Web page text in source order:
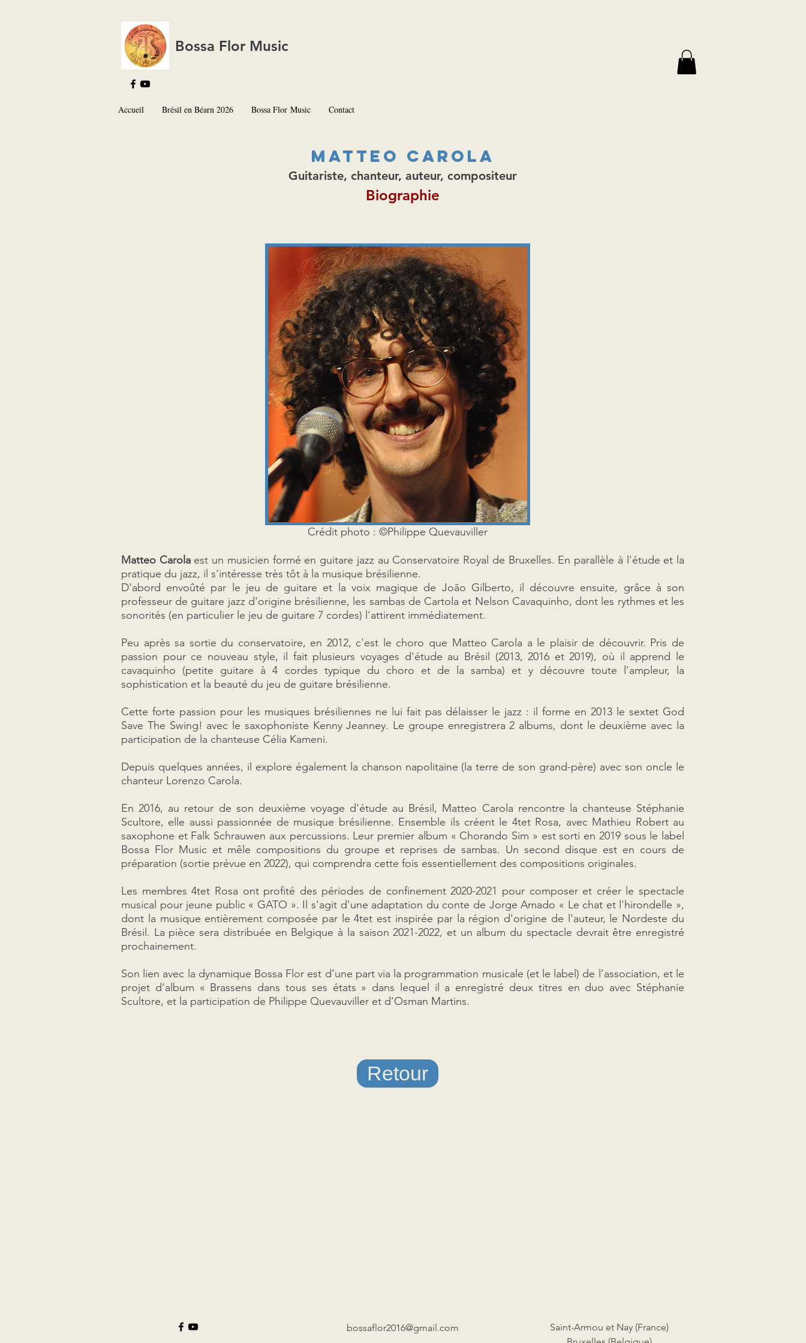
Bossa Flor Music
Accueil Brésil en Béarn 2026 Bossa Flor Music Contact
Matteo Carola
Guitariste, chanteur, auteur, compositeur​​
Biographie
Crédit photo : ©Philippe Quevauviller
Matteo Carolaest un musicien formé en guitare jazz au Conservatoire Royal de Bruxelles. En parallèle à l'étude et la
pratique du jazz, il s'intéresse très tôt à la musique brésilienne.
D'abord envoûté par le jeu de guitare et la voix magique de João Gilberto, il découvre ensuite, grâce à son
professeur de guitare jazz d'origine brésilienne, les sambas de Cartola et Nelson Cavaquinho, dont les rythmes et les
sonorités (en particulier le jeu de guitare 7 cordes) l'attirent immédiatement.
Peu après sa sortie du conservatoire, en 2012, c'est le choro que Matteo Carola a le plaisir de découvrir. Pris de
passion pour ce nouveau style, il fait plusieurs voyages d'étude au Brésil (2013, 2016 et 2019), où il apprend le
cavaquinho (petite guitare à 4 cordes typique du choro et de la samba) et y découvre toute l'ampleur, la
sophistication et la beauté du jeu de guitare brésilienne.
Cette forte passion pour les musiques brésiliennes ne lui fait pas délaisser le jazz : il forme en 2013 le sextet God
Save The Swing! avec le saxophoniste Kenny Jeanney. Le groupe enregistrera 2 albums, dont le deuxième avec la
participation de la chanteuse Célia Kameni.
Depuis quelques années, il explore également la chanson napolitaine (la terre de son grand-père) avec son oncle le
chanteur Lorenzo Carola.
En 2016, au retour de son deuxième voyage d'étude au Brésil, Matteo Carola rencontre la chanteuse Stéphanie
Scultore, elle aussi passionnée de musique brésilienne. Ensemble ils créent le 4tet Rosa, avec Mathieu Robert au
saxophone et Falk Schrauwen aux percussions. Leur premier album « Chorando Sim » est sorti en 2019 sous le label
Bossa Flor Music et mêle compositions du groupe et reprises de sambas. Un second disque est en cours de
préparation (sortie prévue en 2022), qui comprendra cette fois essentiellement des compositions originales.
Les membres 4tet Rosa ont profité des périodes de confinement 2020-2021 pour composer et créer le spectacle
musical pour jeune public « GATO ». Il s'agit d'une adaptation du conte de Jorge Amado « Le chat et l'hirondelle »,
dont la musique entièrement composée par le 4tet est inspirée par la région d'origine de l'auteur, le Nordeste du
Brésil. La pièce sera distribuée en Belgique à la saison 2021-2022, et un album du spectacle devrait être enregistré
prochainement.
Son lien avec la dynamique Bossa Flor est d’une part via la programmation musicale (et le label) de l’association, et le
projet d’album « Brassens dans tous ses états » dans lequel il a enregistré deux titres en duo avec Stéphanie
Scultore, et la participation de Philippe Quevauviller et d’Osman Martins.
Retour
bossaflor2016@gmail.com
Saint-Armou et Nay (France)